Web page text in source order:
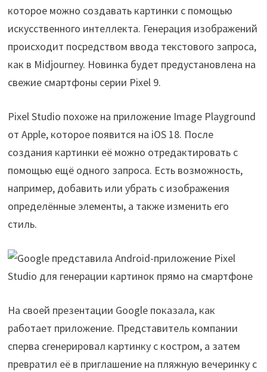
которое можно создавать картинки с помощью
искусственного интеллекта. Генерация изображений
происходит посредством ввода текстового запроса,
как в Midjourney. Новинка будет предустановлена на
свежие смартфоны серии Pixel 9.
Pixel Studio похоже на приложение Image Playground
от Apple, которое появится на iOS 18. После
создания картинки её можно отредактировать с
помощью ещё одного запроса. Есть возможность,
например, добавить или убрать с изображения
определённые элементы, а также изменить его
стиль.
На своей презентации Google показала, как
работает приложение. Представитель компании
сперва сгенерировал картинку с костром, а затем
превратил её в приглашение на пляжную вечеринку с